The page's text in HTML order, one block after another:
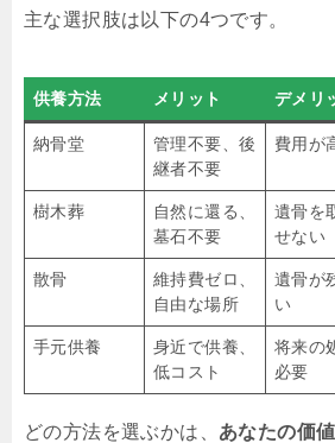
主な選択肢は以下の4つです。
供養方法 メリット デメリ
納骨堂
管理不要、後
継者不要
費用が
樹木葬
自然に還る、
墓石不要
遺骨を
せない
散骨
維持費ゼロ、
自由な場所
遺骨が
い
手元供養
身近で供養、
低コスト
将来の
必要
どの方法を選ぶかは、 あなたの価